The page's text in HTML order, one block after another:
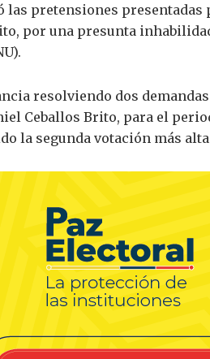
pretensiones presentadas
por una presunta
resolviendo dos demandas
Ceballos Brito, para el
la segunda votación más